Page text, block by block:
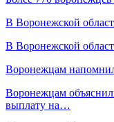
В Воронежской
В Воронежской
Воронежцам
Воронежцам
выплату на…